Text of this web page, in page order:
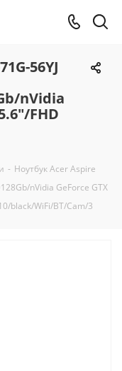
56YJ
nVidia
FHD
- Ноутбук Acer Aspire
nVidia GeForce GTX
black/WiFi/BT/Cam/3